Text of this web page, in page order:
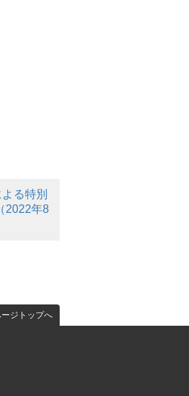
る特別
2022年8
ジトップへ